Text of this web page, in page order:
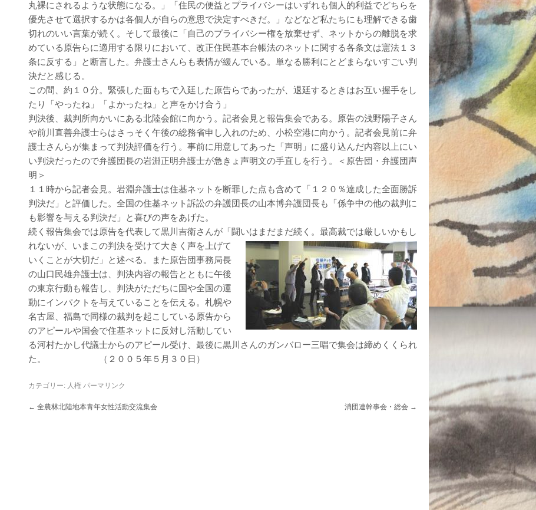
丸裸にされるような状態になる。」「住民の便益とプライバシーはいずれも個人的利益でどちらを
優先させて選択するかは各個人が自らの意思で決定すべきだ。」などなど私たちにも理解できる歯
切れのいい言葉が続く。そして最後に「自己のプライバシー権を放棄せず、ネットからの離脱を求
めている原告らに適用する限りにおいて、改正住民基本台帳法のネットに関する各条文は憲法１３
条に反する」と断言した。弁護士さんらも表情が緩んでいる。単なる勝利にとどまらないすごい判
決だと感じる。
この間、約１０分。緊張した面もちで入廷した原告らであったが、退廷するときはお互い握手をし
たり「やったね」「よかったね」と声をかけ合う」
判決後、裁判所向かいにある北陸会館に向かう。記者会見と報告集会である。原告の浅野陽子さん
や前川直善弁護士らはさっそく午後の総務省申し入れのため、小松空港に向かう。記者会見前に弁
護士さんらが集まって判決評価を行う。事前に用意してあった「声明」に盛り込んだ内容以上にい
い判決だったので弁護団長の岩淵正明弁護士が急きょ声明文の手直しを行う。＜原告団・弁護団声
明＞
１１時から記者会見。岩淵弁護士は住基ネットを断罪した点も含めて「１２０％達成した全面勝訴
判決だ」と評価した。全国の住基ネット訴訟の弁護団長の山本博弁護団長も「係争中の他の裁判に
も影響を与える判決だ」と喜びの声をあげた。
続く報告集会では原告を代表して黒川吉衛さんが「闘いはまだまだ続く。最高裁では厳しいかもし
れないが、いまこの判決を受けて大きく 声を上げて
いくことが大切だ」と述べる。また原告団事務局長
の山口民雄弁護士は、判決内容の報告とともに午後
の東京行動も報告し、判決がただちに国や全国の運
動にインパクトを与えていることを伝える。札幌や
名古屋、福島で同様の裁判を起こしている原告から
のアピールや国会で住基ネットに反対し活動してい
る河村たかし代議士からのアピール受け、最後に黒川さんのガンバロー三唱で集会は締めくくられ
た。 （２００５年５月３０日）
カテゴリー: 人権 パーマリンク
← 全農林北陸地本青年女性活動交流集会 消団連幹事会・総会 →